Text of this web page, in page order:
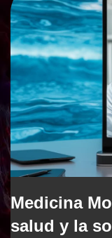
Medicina
salud y la